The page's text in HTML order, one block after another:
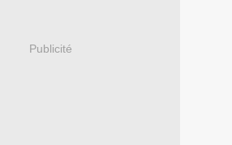
Publicité